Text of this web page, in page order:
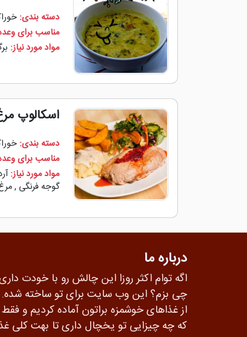
دسته بندی:
مناسب برای
مواد مورد نیاز:
اسکالوپ
دسته بندی:
مناسب برای
مواد مورد نیاز:
گوجه ‌فرنگی ,
درباره ما
اگه توام اکثر روزا این چالش رو با خودت
چی بزم؟ این وب سایت برای تو ساخته شده.
از غذاهای خوشمزه براتون آماده کردیم و
که چه چیزایی تو یخچال داری تا بهت کلی